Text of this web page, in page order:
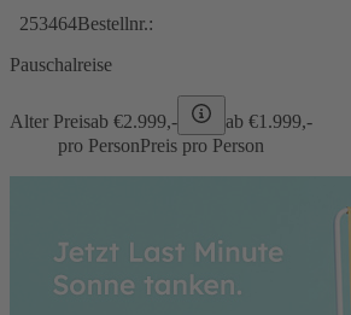
253464Bestellnr.:
Pauschalreise
Alter Preisab €2.999,- ab €1.999,-
pro PersonPreis pro Person